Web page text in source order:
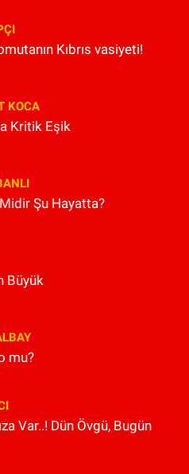
Kıbrıs vasiyeti!
KOCA
Kritik Eşik
Şu Hayatta?
Büyük
mu?
Var..! Dün Övgü, Bugün